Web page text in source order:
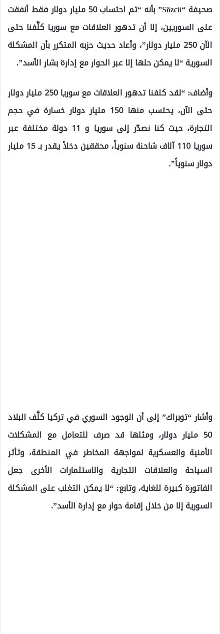
صحيفة “Sözcü” بأنه “تم احتساب 50 مليار دولار فقط أنفقت
على السوريين، إلا أن تدهور العلاقات مع سوريا كلَّفنا حتى
الآن 250 مليار دولار”، وأعاد حديث حزبه المتكرر بأن المشكلة
السورية “لا يمكن حلها إلا عبر الحوار مع إدارة بشار الأسد”.
وأضاف: “لقد كلفنا تدهور العلاقات مع سوريا 250 مليار دولار
حتى الآن، يحتسب منها 150 مليار دولار خسارة في حجم
التجارة، حيث كنا نصدّر إلى سوريا و 11 دولة مختلفة عبر
سوريا 110 آلاف شاحنة سنوياً، محققين دخلاً يقدر بـ 15 مليار
دولار سنوياً”.
وأشار “توبراك” إلى أن الوجود السوري في تركيا كلَّف البلاد
50 مليار دولار، ومثلها قد صرف للتعامل مع المشكلات
الأمنية والعسكرية لمواجهة المخاطر في المنطقة، وتأثر
السياحة والعلاقات التجارية والاستثمارات الأخرى جعل
الفاتورة كبيرة للغاية، وتابع: “لا يمكن التغلب على المشكلة
السورية إلا من خلال إقامة حوار مع إدارة الأسد”.